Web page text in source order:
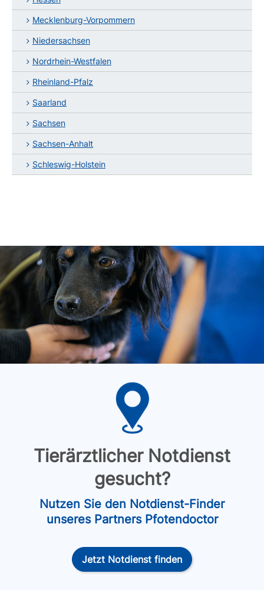
Mecklenburg-Vorpommern
Niedersachsen
Nordrhein-Westfalen
Rheinland-Pfalz
Saarland
Sachsen
Sachsen-Anhalt
Schleswig-Holstein
Tierärztlicher Notdienst
gesucht?
Nutzen Sie den Notdienst-Finder
unseres Partners Pfotendoctor
Jetzt Notdienst finden